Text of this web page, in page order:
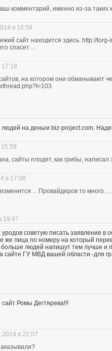
комментарий, именно из-за
в 16:58
сайт находится здесь: http://
спасет…
17:18
на котором они обманывают
на деньги biz-project.com.
сайты плодят, как грибы,
в 17:08
изменится… Провайдеров то много….
19:47
уродов советую писать заявление
же лица по номеру на который
больше людей напишут тем лучше и
сайте ГУ МВД вашей области -для
Ромы Дегтярева!!!
в 22:07